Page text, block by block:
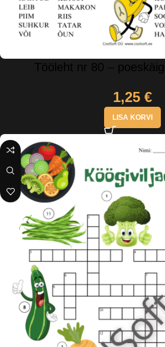
Tööleht nr 80 –
1,25 €
LISA KORVI